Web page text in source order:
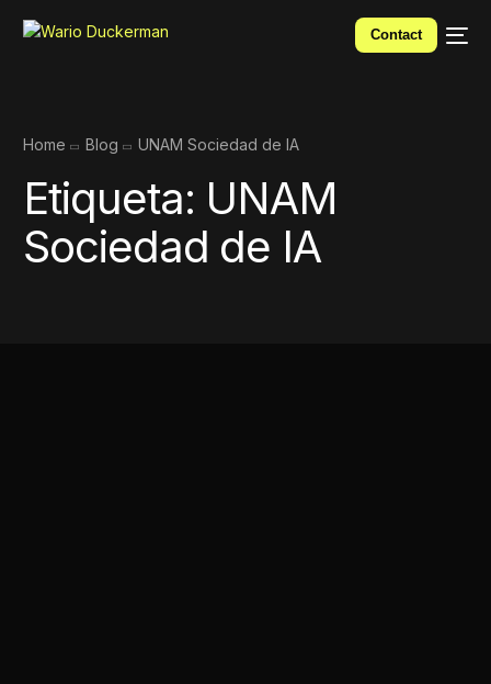
Contact
Home Blog UNAM Sociedad de IA
Etiqueta: UNAM
Sociedad de IA